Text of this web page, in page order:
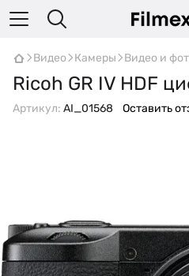
Видео Камеры Видео и
Ricoh GR IV HDF
Артикул: AI_01568 Оставить